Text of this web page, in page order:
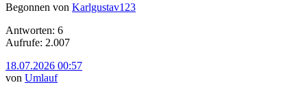
Begonnen von Karlgustav123
Antworten: 6
Aufrufe: 2.007
18.07.2026 00:57
von Umlauf